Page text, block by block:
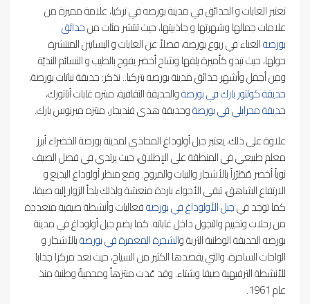
تعتبر الغابات و الحدائق في مدينة بورصه في تركيا، علامة مميزة من
علامات جمالها وشهرتها و جاذبيتها، حيث تنتشر مئات منحدائق
بورصةالغناء في ربوع بورصة، فضلاً عن الغابات و البساتين المنتشرة
حولها، حيث تبدو كأميرة يلفها وشاح أخضر يفوح بالطيب و النسائم النديّة.
ومن أجمل وأشهر حدائق مدينة بورصه بتركيا.. نذكر: حديقة نباتات بورصة،
حديقة كولتور بارك في بورصةوالحديقة الثقافية، منتزه غابات أتاتورك،
حديقة محرابلي في بورصةوحديقة هدى فنديجار، منتزه ميرنوس بارك.
علاوة على ذلك، يعتبر جبل أولوداغ المحاذي لمدينة بورصة الخضراء أبرز
معلم طبيعي في المنطقة على الإطلاق، حيث يرتدي في فصل الصيف
ثوباً أخضر مُطَرّزاً بالأشجار والنبات والمروج. ومع منظر أولوداغ البديع و
الارتفاع الشاهق، تبقى الأجواء باردة منعشة ولذلك يلجأ الزوار إليه صيفا،
كما توجد فيجبل الأولوداغ في بورصةفعاليات وأنشطة صيفية متعددة
من رحلات وتخييم والتجول داخل غاباته. كما يضم جبل أولوداغ في مدينة
بورصه الحديقة الوطنية الثرية والشجرة المعمرة في بورصةبالأشجار و
الواحات الساحرة، والتي يقصدها الكثير من السياح، حيث تعد مركزا جذابا
للأنشطة الترفيهية صيفا وشتاء. وقد عُدت منتزهاً ومحميةً وطنية منذ
عام 1961.